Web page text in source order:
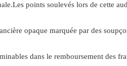
points soulevés lors de cette
opaque marquée par des
dans le remboursement des